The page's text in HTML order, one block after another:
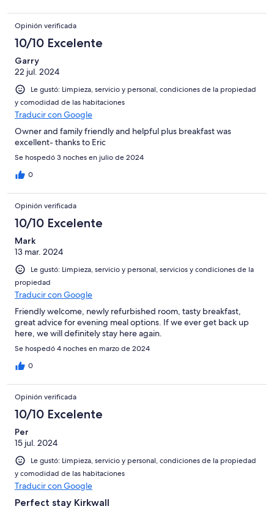
Opinión verificada
10/10 Excelente
Garry
22 jul. 2024
Le gustó: Limpieza, servicio y personal, condiciones de la propiedad
y comodidad de las habitaciones
Traducir con Google
Owner and family friendly and helpful plus breakfast was
excellent- thanks to Eric
Se hospedó 3 noches en julio de 2024
0
Opinión verificada
10/10 Excelente
Mark
13 mar. 2024
Le gustó: Limpieza, servicio y personal, servicios y condiciones de la
propiedad
Traducir con Google
Friendly welcome, newly refurbished room, tasty breakfast,
great advice for evening meal options. If we ever get back up
here, we will definitely stay here again.
Se hospedó 4 noches en marzo de 2024
0
Opinión verificada
10/10 Excelente
Per
15 jul. 2024
Le gustó: Limpieza, servicio y personal, condiciones de la propiedad
y comodidad de las habitaciones
Traducir con Google
Perfect stay Kirkwall